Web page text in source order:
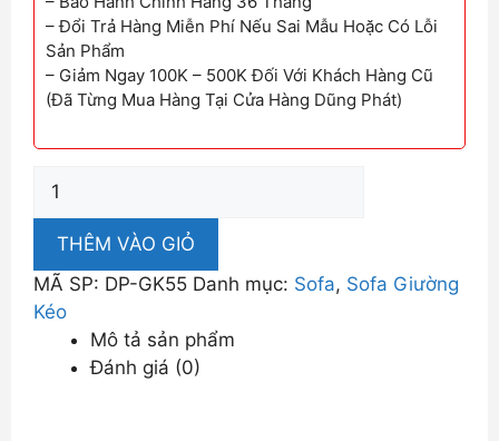
– Đổi Trả Hàng Miễn Phí Nếu Sai Mẫu Hoặc Có Lỗi
Sản Phẩm
– Giảm Ngay 100K – 500K Đối Với Khách Hàng Cũ
(Đã Từng Mua Hàng Tại Cửa Hàng Dũng Phát)
Ghế
Giường
Khẩu
DP-
GK55
THÊM VÀO GIỎ
MÃ SP: DP-GK55 Danh mục: Sofa, Sofa Giường
Kéo
Mô tả sản phẩm
Đánh giá (0)